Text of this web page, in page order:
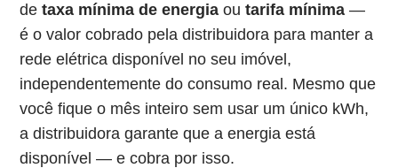
detaxa mínima de energia outarifa mínima —
é o valor cobrado pela distribuidora para manter a
rede elétrica disponível no seu imóvel,
independentemente do consumo real. Mesmo que
você fique o mês inteiro sem usar um único kWh,
a distribuidora garante que a energia está
disponível — e cobra por isso.